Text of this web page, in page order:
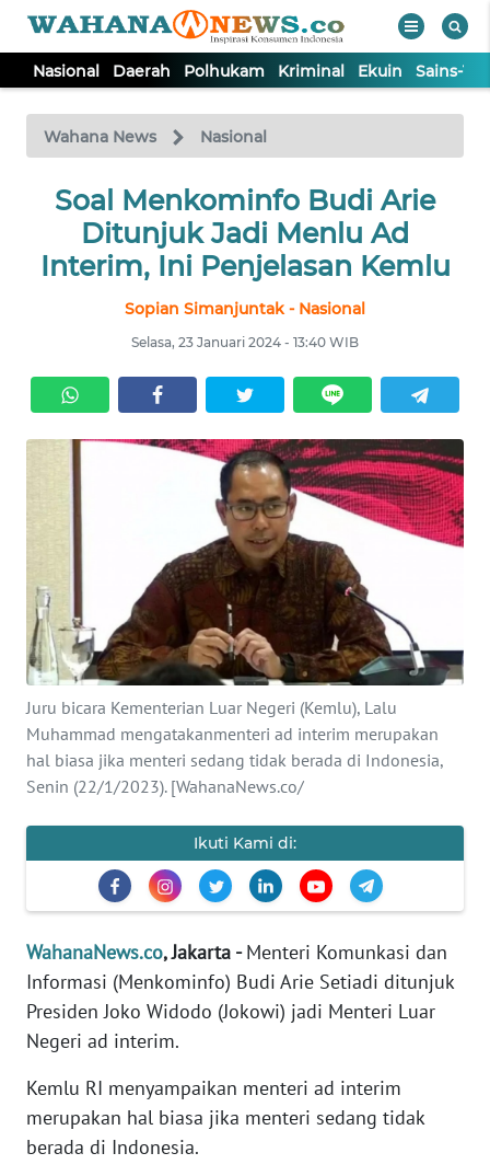
Nasional Daerah Polhukam Kriminal Ekuin Sains-
Wahana News Nasional
Soal Menkominfo Budi Arie
Ditunjuk Jadi Menlu Ad
Interim, Ini Penjelasan Kemlu
Sopian Simanjuntak - Nasional
Selasa, 23 Januari 2024 - 13:40 WIB
Juru bicara Kementerian Luar Negeri (Kemlu), Lalu
Muhammad mengatakanmenteri ad interim merupakan
hal biasa jika menteri sedang tidak berada di Indonesia,
Senin (22/1/2023). [WahanaNews.co/
Ikuti Kami di:
WahanaNews.co, Jakarta -Menteri Komunkasi dan
Informasi (Menkominfo) Budi Arie Setiadi ditunjuk
Presiden Joko Widodo (Jokowi) jadi Menteri Luar
Negeri ad interim.
Kemlu RI menyampaikan menteri ad interim
merupakan hal biasa jika menteri sedang tidak
berada di Indonesia.
TV
Tutup
NASIONAL
DAERAH
KRIMINAL
EKUIN
INTERNASIONAL
SERBA-SERBI
PENDIDIKAN
Informasi
INDEKS
KONTAK
KAMI